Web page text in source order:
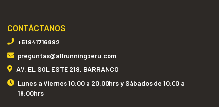
CONTÁCTANOS
+51941716892
preguntas@allrunningperu.com
AV. EL SOL ESTE 219, BARRANCO
Lunes a Viernes 10:00 a 20:00hrs y Sábados de 10:00 a
18:00hrs